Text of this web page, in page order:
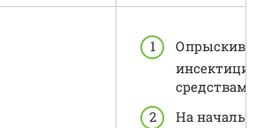
средствами.
На